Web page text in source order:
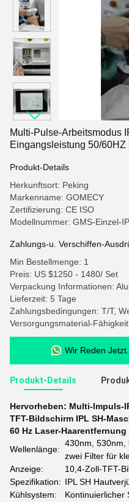
Multi-Pulse-Arbeitsmodus
Eingangsleistung 50/
Produkt-Details
Herkunftsort: Peking
Markenname: GOMECY
Zertifizierung: CE ISO
Modellnummer: GMS-Einzel-
Zahlungs-u. Verschiffen-
Min Bestellmenge: 1
Preis: US $1250 - 1480/ Set
Verpackung Informationen:
Lieferzeit: 5 Tage
Zahlungsbedingungen: T/T,
Versorgungsmaterial-
Wir Reden Jetzt.
Produkt-Details
Hervorheben: Multi-Impuls-
TFT-Bildschirm IPL SH-
60 Hz Laser-
Wellenlänge:
430nm, 530nm,
zwei Filter für
Anzeige:
10,4-Zoll-TFT-
Spezifikation: IPL SH
Kühlsystem:
Kontinuierlicher